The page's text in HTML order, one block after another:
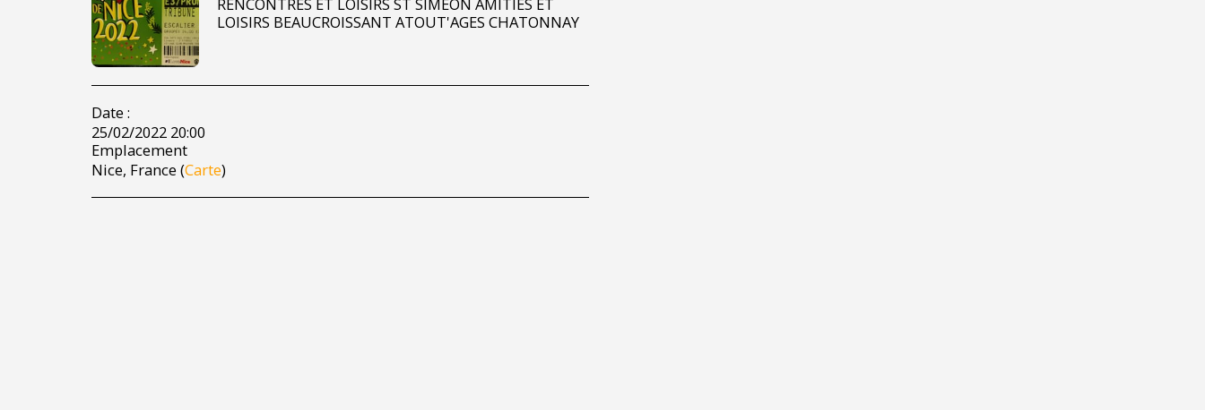
LOISIRS BEAUCROISSANT ATOUT'AGES CHATONNAY
Date :
25/02/2022 20:00
Emplacement
Nice, France (Carte)